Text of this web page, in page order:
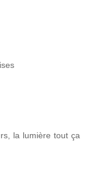
la lumière tout ça